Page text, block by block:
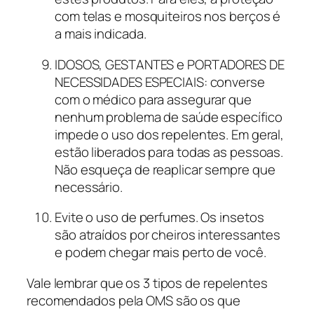
com telas e mosquiteiros nos berços é
a mais indicada.
IDOSOS, GESTANTES e PORTADORES DE
NECESSIDADES ESPECIAIS: converse
com o médico para assegurar que
nenhum problema de saúde específico
impede o uso dos repelentes. Em geral,
estão liberados para todas as pessoas.
Não esqueça de reaplicar sempre que
necessário.
Evite o uso de perfumes. Os insetos
são atraídos por cheiros interessantes
e podem chegar mais perto de você.
Vale lembrar que os 3 tipos de repelentes
recomendados pela OMS são os que